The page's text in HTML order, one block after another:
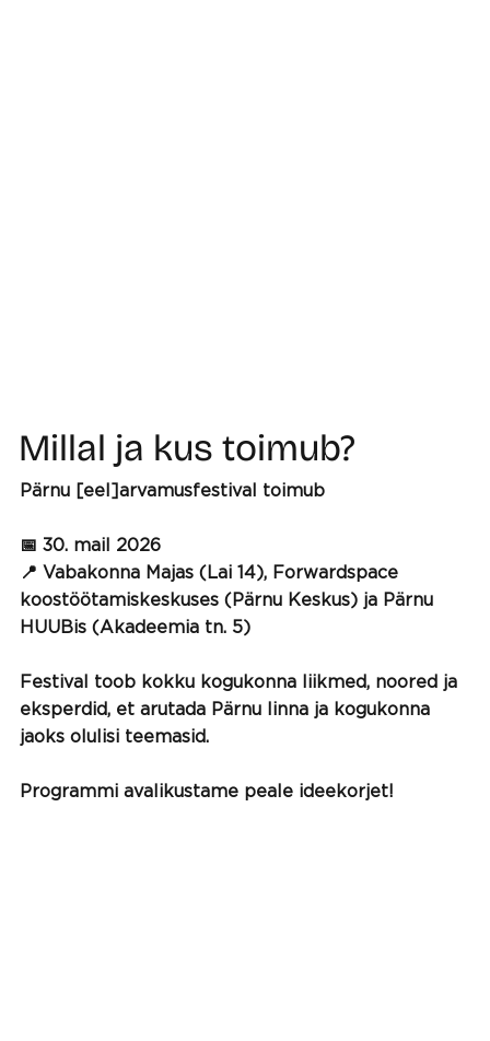
Millal ja kus toimub?
Pärnu [eel]arvamusfestival toimub
📅 30. mail 2026
📍 Vabakonna Majas (Lai 14), Forwardspace
koostöötamiskeskuses (Pärnu Keskus) ja Pärnu
HUUBis (Akadeemia tn. 5)
Festival toob kokku kogukonna liikmed, noored ja
eksperdid, et arutada Pärnu linna ja kogukonna
jaoks olulisi teemasid.
Programmi avalikustame peale ideekorjet!